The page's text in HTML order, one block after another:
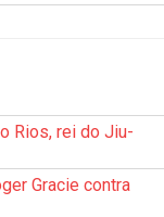
Rios, rei do Jiu-
Gracie contra